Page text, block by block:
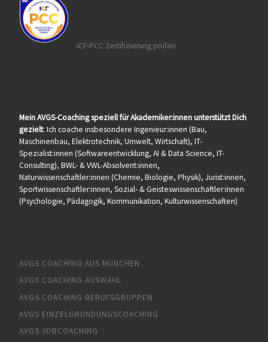
ICF-PCC Zertifizierung prüfen
Mein AVGS-Coaching speziell für Akademiker:innen unterstützt Dich
gezielt: Ich coache insbesondere Ingenieur:innen (Bau,
Maschinenbau, Elektrotechnik, Umwelt, Wirtschaft), IT-
Spezialist:innen (Softwareentwicklung, AI & Data Science, IT-
Consulting), BWL- & VWL-Absolvent:innen,
Naturwissenschaftler:innen (Chemie, Biologie, Physik), Jurist:innen,
Sportwissenschaftler:innen, Sozial- & Geisteswissenschaftler:innen
(Psychologie, Pädagogik, Kommunikation, Kulturwissenschaften)
AVGS COACHING AUS MÜNCHEN
AVGS COACHING AUSWAHL
AVGS COACHING BERUFSGRUPPEN
AVGS EINZELGRÜNDUNGSCOACHING
AVGS JOBCOACHING